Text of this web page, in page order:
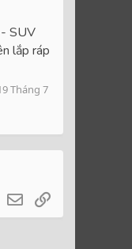
SUV
lắp ráp
Tháng 7
WhatsApp
Email